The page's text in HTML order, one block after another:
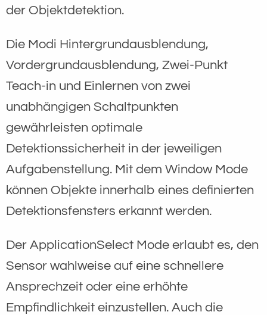
der Objektdetektion.
Die Modi Hintergrundausblendung,
Vordergrundausblendung, Zwei-Punkt
Teach-in und Einlernen von zwei
unabhängigen Schaltpunkten
gewährleisten optimale
Detektionssicherheit in der jeweiligen
Aufgabenstellung. Mit dem Window Mode
können Objekte innerhalb eines definierten
Detektionsfensters erkannt werden.
Der ApplicationSelect Mode erlaubt es, den
Sensor wahlweise auf eine schnellere
Ansprechzeit oder eine erhöhte
Empfindlichkeit einzustellen. Auch die